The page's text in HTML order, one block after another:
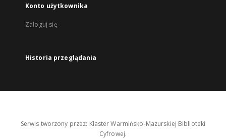
Konto użytkownika
Zaloguj się
Historia przeglądania
Serwis tworzony przez: Klaster Warmińsko-Mazurskiej Biblioteki
Cyfrowej.